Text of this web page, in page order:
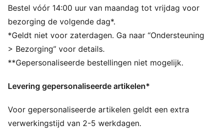
vrij te houden van zweet
rainCELL: technologie ontworpen om je te
beschermen tegen regen en droog te houden tijdens
het sporten
Gemaakt van 100% gerecycled materiaal, met
uitzondering van biezen en decoraties.
Pasvorm: Normaal
Hals: Kraag
Lange mouwen
Bestel vóór 14:00 uur van maandag tot vrijdag voor
bezorging de volgende dag*.
*Geldt niet voor zaterdagen. Ga naar “Ondersteuning
> Bezorging” voor details.
**Gepersonaliseerde bestellingen niet mogelijk.
Levering gepersonaliseerde artikelen*
Voor gepersonaliseerde artikelen geldt een extra
verwerkingstijd van 2-5 werkdagen.